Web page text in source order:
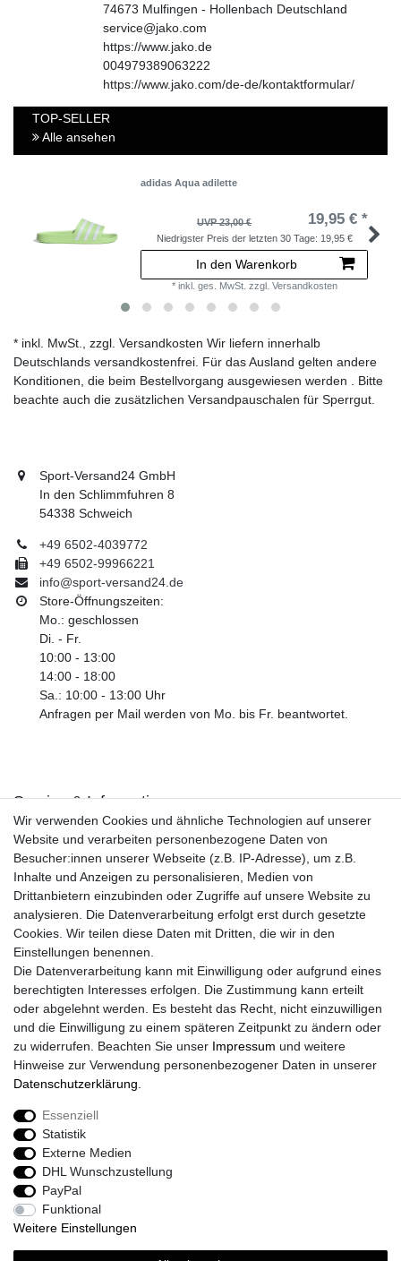
74673 Mulfingen - Hollenbach Deutschland
service@jako.com
https://www.jako.de
004979389063222
https://www.jako.com/de-de/kontaktformular/
TOP-SELLER
Alle ansehen
adidas Aqua adilette
UVP 23,00 € 19,95 € *
Niedrigster Preis der letzten 30 Tage: 19,95 €
In den Warenkorb
* inkl. ges. MwSt. zzgl. Versandkosten
* inkl. MwSt., zzgl. Versandkosten Wir liefern innerhalb
Deutschlands versandkostenfrei. Für das Ausland gelten andere
Konditionen, die beim Bestellvorgang ausgewiesen werden . Bitte
beachte auch die zusätzlichen Versandpauschalen für Sperrgut.
Sport-Versand24 GmbH
In den Schlimmfuhren 8
54338 Schweich
+49 6502-4039772
+49 6502-99966221
info@sport-versand24.de
Store-Öffnungszeiten:
Mo.: geschlossen
Di. - Fr.
10:00 - 13:00
14:00 - 18:00
Sa.: 10:00 - 13:00 Uhr
Anfragen per Mail werden von Mo. bis Fr. beantwortet.
Service & Informationen
Kontakt
Retouren
Widerrufsrecht
Widerrufs­formular
Impressum
Daten­schutz­erklärung
AGB
Größentabelle
Kataloge
Barrierefreiheitserklärung
Sicherheitsinformationen
Zahlung und Versand
Wir verwenden Cookies und ähnliche Technologien auf unserer
Website und verarbeiten personenbezogene Daten von
Besucher:innen unserer Webseite (z.B. IP-Adresse), um z.B.
Inhalte und Anzeigen zu personalisieren, Medien von
Drittanbietern einzubinden oder Zugriffe auf unsere Website zu
analysieren. Die Datenverarbeitung erfolgt erst durch gesetzte
Cookies. Wir teilen diese Daten mit Dritten, die wir in den
Einstellungen benennen.
Die Datenverarbeitung kann mit Einwilligung oder aufgrund eines
berechtigten Interesses erfolgen. Die Zustimmung kann erteilt
oder abgelehnt werden. Es besteht das Recht, nicht einzuwilligen
und die Einwilligung zu einem späteren Zeitpunkt zu ändern oder
zu widerrufen. Beachten Sie unser Impressum und weitere
Hinweise zur Verwendung personenbezogener Daten in unserer
Daten­schutz­erklärung
Essenziell
Statistik
Externe Medien
DHL Wunschzustellung
PayPal
Funktional
Weitere Einstellungen